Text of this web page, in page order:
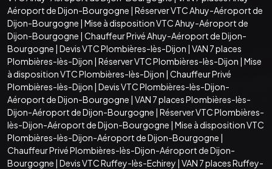
Aéroport de Dijon-Bourgogne | Réserver VTC Ahuy-Aéroport de
Dijon-Bourgogne | Mise à disposition VTC Ahuy-Aéroport de
Dijon-Bourgogne | Chauffeur Privé Ahuy-Aéroport de Dijon-
Bourgogne | Devis VTC Plombières-lès-Dijon | VAN 7 places
Plombières-lès-Dijon | Réserver VTC Plombières-lès-Dijon | Mise
à disposition VTC Plombières-lès-Dijon | Chauffeur Privé
Plombières-lès-Dijon | Devis VTC Plombières-lès-Dijon-
Aéroport de Dijon-Bourgogne | VAN 7 places Plombières-lès-
Dijon-Aéroport de Dijon-Bourgogne | Réserver VTC Plombières-
lès-Dijon-Aéroport de Dijon-Bourgogne | Mise à disposition VTC
Plombières-lès-Dijon-Aéroport de Dijon-Bourgogne |
Chauffeur Privé Plombières-lès-Dijon-Aéroport de Dijon-
Bourgogne | Devis VTC Ruffey-lès-Echirey | VAN 7 places Ruffey-